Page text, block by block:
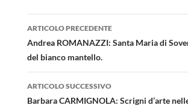
Navigazione
articolo
ARTICOLO PRECEDENTE
Andrea ROMANAZZI: Santa Maria di
del bianco mantello.
ARTICOLO SUCCESSIVO
Barbara CARMIGNOLA: Scrigni d’arte